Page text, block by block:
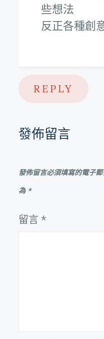
些想法
反正各種創
REPLY
發佈留言
發佈留言必須填寫的電子
為 *
留言 *